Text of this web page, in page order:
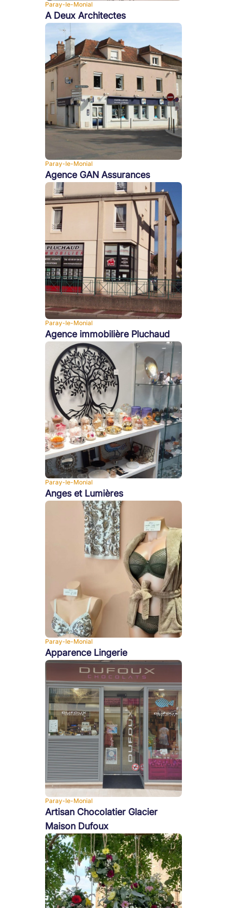
Paray-le-Monial
A Deux Architectes
Paray-le-Monial
Agence GAN Assurances
Paray-le-Monial
Agence immobilière Pluchaud
Paray-le-Monial
Anges et Lumières
Paray-le-Monial
Apparence Lingerie
Paray-le-Monial
Artisan Chocolatier Glacier
Maison Dufoux